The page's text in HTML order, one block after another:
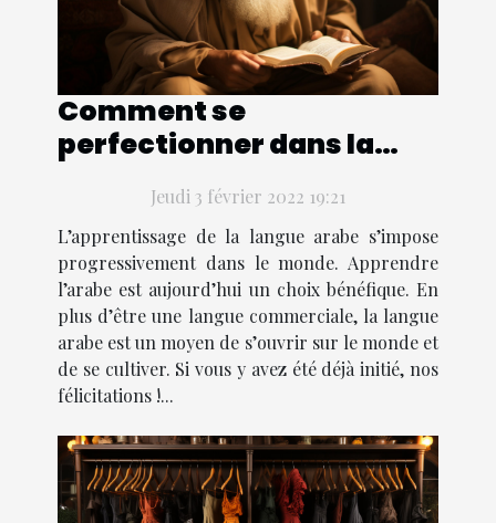
Comment se
perfectionner dans la
Jeudi 3 février 2022 19:21
L’apprentissage de la langue arabe s’impose
progressivement dans le monde. Apprendre
l’arabe est aujourd’hui un choix bénéfique. En
plus d’être une langue commerciale, la langue
arabe est un moyen de s’ouvrir sur le monde et
de se cultiver. Si vous y avez été déjà initié, nos
félicitations !...